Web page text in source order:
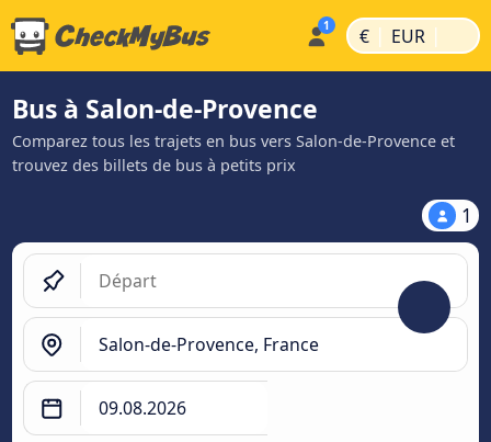
€ | EUR |
Bus à Salon-de-Provence
Comparez tous les trajets en bus vers Salon-de-Provence et
trouvez des billets de bus à petits prix
1